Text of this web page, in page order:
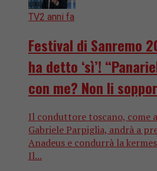
TV2 anni fa
Festival di Sanremo
ha detto ‘sì’!
con me? Non li
Il conduttore toscano, come
Gabriele Parpiglia, andrà a
Anadeus e condurrà la
Il...